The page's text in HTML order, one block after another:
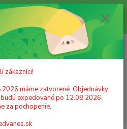
09.08.2026 máme zatvorené.
budú expedované po 12.08.2026.
Ledvanes.sk
za0,00 EUR
zákazníci!
máme zatvorené. Objednávky
expedované po 12.08.2026.
za pochopenie.